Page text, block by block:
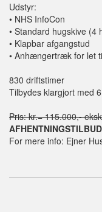
Udstyr:
• NHS InfoCon
• Standard hugskive (4
• Klapbar afgangstud
• Anhængertræk for let
830 driftstimer
Tilbydes klargjort med
Pris: kr.= 115.000,-
For mere info: Ejner